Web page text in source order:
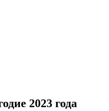
2023 года